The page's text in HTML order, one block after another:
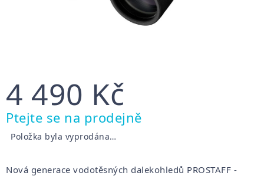
4 490 Kč
Měrná
cena:
Ptejte se na prodejně
Položka byla vyprodána…
Nová generace vodotěsných dalekohledů PROSTAFF -